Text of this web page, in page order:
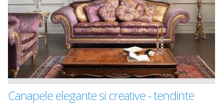
Canapele elegante si creative - tendinte